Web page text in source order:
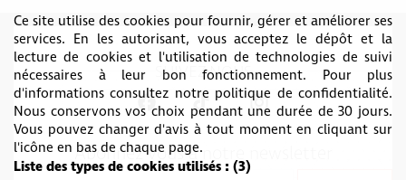
Ce site utilise des cookies pour fournir, gérer et améliorer ses
services. En les autorisant, vous acceptez le dépôt et la
lecture de cookies et l'utilisation de technologies de suivi
nécessaires à leur bon fonctionnement. Pour plus
d'informations consultez notre politique de confidentialité.
Nous conservons vos choix pendant une durée de 30 jours.
Vous pouvez changer d'avis à tout moment en cliquant sur
l'icône en bas de chaque page.
Liste des types de cookies utilisés : (3)
SUIVEZ-NOUS
Abonnez vous à notre newsletter